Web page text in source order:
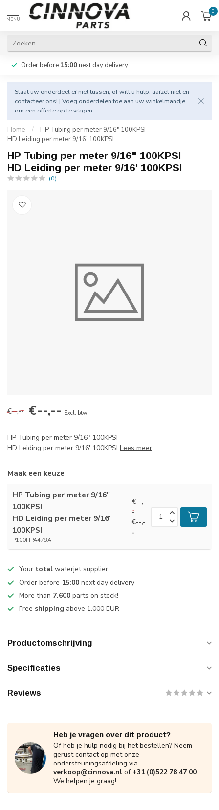
MENU
0
Order before 15:00next day delivery
Staat uw onderdeel er niet tussen, of wilt u hulp, aarzel niet en
contacteer ons! | Voeg onderdelen toe aan uw winkelmandje
om een offerte op te vragen.
Home /
HP Tubing per meter 9/16" 100KPSI
HD Leiding per meter 9/16' 100KPSI
HP Tubing per meter 9/16" 100KPSI
HD Leiding per meter 9/16' 100KPSI
(0)
€--,-- €--,-- Excl. btw
HP Tubing per meter 9/16" 100KPSI
HD Leiding per meter 9/16' 100KPSI Lees meer.
Maak een keuze
HP Tubing per meter 9/16"
100KPSI
HD Leiding per meter 9/16'
100KPSI
P100HPA478A
€--,-
-
€--,-
-
Your total waterjet supplier
Order before 15:00 next day delivery
More than 7.600 parts on stock!
Free shipping above 1.000 EUR
Productomschrijving
Specificaties
Reviews
Heb je vragen over dit product?
Of heb je hulp nodig bij het bestellen? Neem
gerust contact op met onze
ondersteuningsafdeling via
verkoop@cinnova.nl of +31 (0)522 78 47 00.
We helpen je graag!